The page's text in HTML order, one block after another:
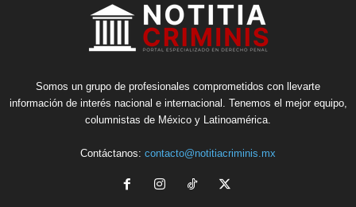
Somos un grupo de profesionales comprometidos con llevarte
información de interés nacional e internacional. Tenemos el mejor equipo,
columnistas de México y Latinoamérica.
Contáctanos: contacto@notitiacriminis.mx